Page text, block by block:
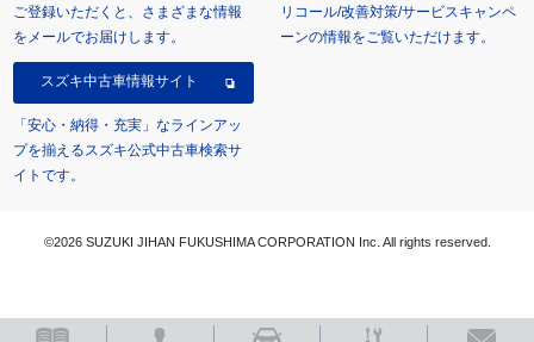
ご登録いただくと、さまざまな情報
をメールでお届けします。
リコール/改善対策/サービスキャンペ
ーンの情報をご覧いただけます。
スズキ中古車情報サイト
「安心・納得・充実」なラインアッ
プを揃えるスズキ公式中古車検索サ
イトです。
©2026 SUZUKI JIHAN FUKUSHIMA CORPORATION Inc. All rights reserved.